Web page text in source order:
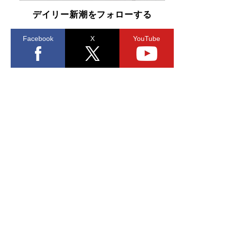
デイリー新潮をフォローする
Facebook X YouTube